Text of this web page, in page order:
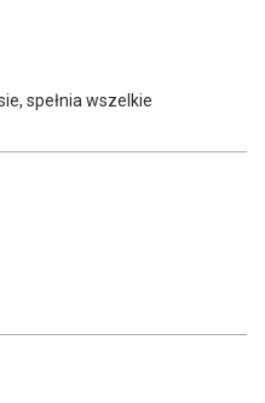
spełnia wszelkie